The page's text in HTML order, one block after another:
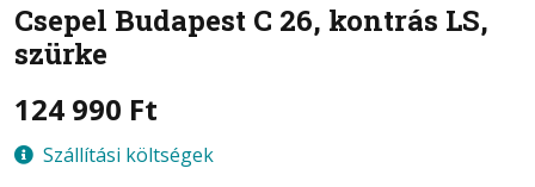
Csepel Budapest C 26, kontrás LS,
szürke
124 990 Ft
Szállítási költségek